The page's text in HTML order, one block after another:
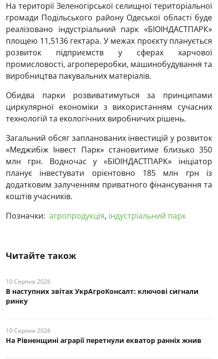
На території Зеленогірської селищної територіальної
громади Подільського району Одеської області буде
реалізовано індустріальний парк «БІОІНДАСТПАРК»
площею 11,5136 гектара. У межах проєкту планується
розвиток підприємств у сферах харчової
промисловості, агропереробки, машинобудування та
виробництва пакувальних матеріалів.
Обидва парки розвиватимуться за принципами
циркулярної економіки з використанням сучасних
технологій та екологічних виробничих рішень.
Загальний обсяг запланованих інвестицій у розвиток
«Меджибіж Інвест Парк» становитиме близько 350
млн грн. Водночас у «БІОІНДАСТПАРК» ініціатор
планує інвестувати орієнтовно 185 млн грн із
додатковим залученням приватного фінансування та
коштів учасників.
Позначки: агропродукція, індустріальний парк
Читайте також
10 Серпня 2026
В наступних звітах УкрАгроКонсалт: ключові cигнали
ринку
10 Серпня 2026
На Рівненщині аграрії перетнули екватор ранніх жнив